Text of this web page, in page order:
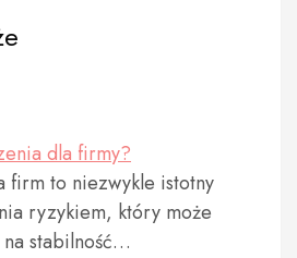
dla firmy?
firm to niezwykle istotny
ryzykiem, który może
na stabilność…